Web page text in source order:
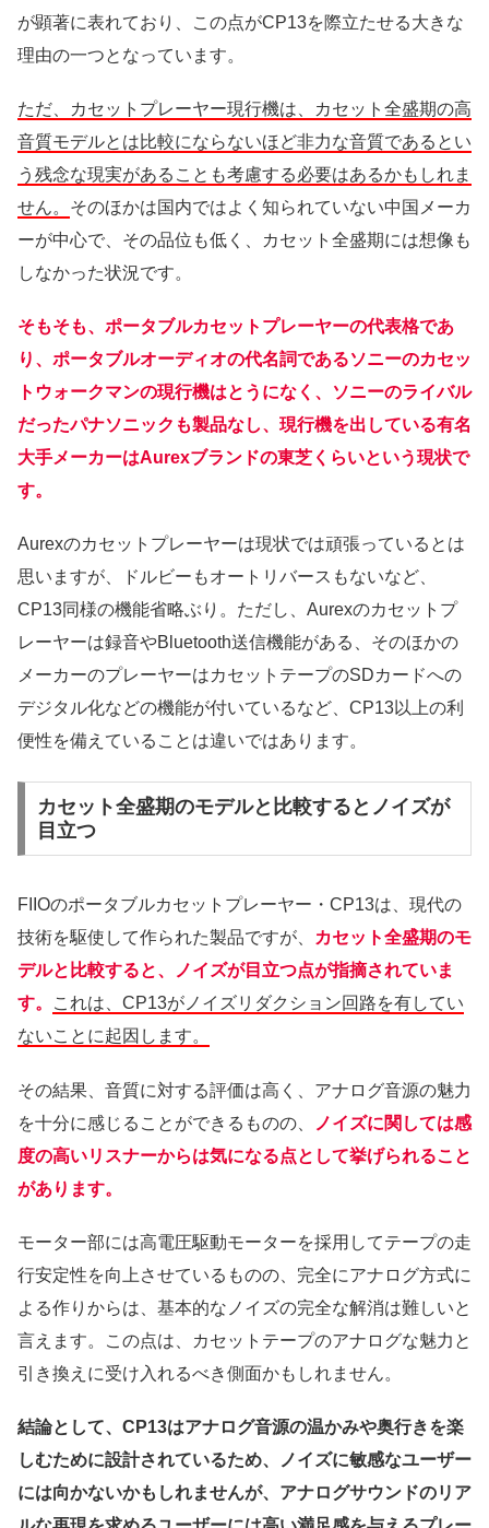
が顕著に表れており、この点がCP13を際立たせる大きな
理由の一つとなっています。
ただ、カセットプレーヤー現行機は、カセット全盛期の高
音質モデルとは比較にならないほど非力な音質であるとい
う残念な現実があることも考慮する必要はあるかもしれま
せん。 そのほかは国内ではよく知られていない中国メーカ
ーが中心で、その品位も低く、カセット全盛期には想像も
しなかった状況です。
そもそも、ポータブルカセットプレーヤーの代表格であ
り、ポータブルオーディオの代名詞であるソニーのカセッ
トウォークマンの現行機はとうになく、ソニーのライバル
だったパナソニックも製品なし、現行機を出している有名
大手メーカーはAurexブランドの東芝くらいという現状で
す。
Aurexのカセットプレーヤーは現状では頑張っているとは
思いますが、ドルビーもオートリバースもないなど、
CP13同様の機能省略ぶり。ただし、Aurexのカセットプ
レーヤーは録音やBluetooth送信機能がある、そのほかの
メーカーのプレーヤーはカセットテープのSDカードへの
デジタル化などの機能が付いているなど、CP13以上の利
便性を備えていることは違いではあります。
カセット全盛期のモデルと比較するとノイズが
目立つ
FIIOのポータブルカセットプレーヤー・CP13は、現代の
技術を駆使して作られた製品ですが、 カセット全盛期のモ
デルと比較すると、ノイズが目立つ点が指摘されていま
す。
これは、CP13がノイズリダクション回路を有してい
ないことに起因します。
その結果、音質に対する評価は高く、アナログ音源の魅力
を十分に感じることができるものの、
ノイズに関しては感
度の高いリスナーからは気になる点として挙げられること
があります。
モーター部には高電圧駆動モーターを採用してテープの走
行安定性を向上させているものの、完全にアナログ方式に
よる作りからは、基本的なノイズの完全な解消は難しいと
言えます。この点は、カセットテープのアナログな魅力と
引き換えに受け入れるべき側面かもしれません。
結論として、CP13はアナログ音源の温かみや奥行きを楽
しむために設計されているため、ノイズに敏感なユーザー
には向かないかもしれませんが、アナログサウンドのリア